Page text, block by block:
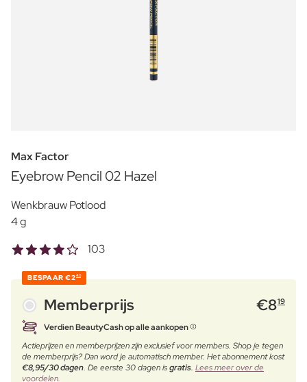
Max Factor
Eyebrow Pencil 02 Hazel
Wenkbrauw Potlood
4 g
103
BESPAAR €240
Memberprijs €819
Verdien BeautyCash op alle aankopen
Actieprijzen en memberprijzen zijn exclusief voor members. Shop je tegen
de memberprijs? Dan word je automatisch member. Het abonnement kost
€8,95/30 dagen. De eerste 30 dagen isgratis. Lees meer over de
voordelen.